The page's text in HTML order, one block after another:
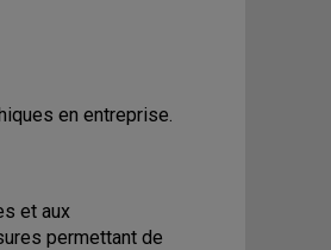
en entreprise.
et aux
permettant de